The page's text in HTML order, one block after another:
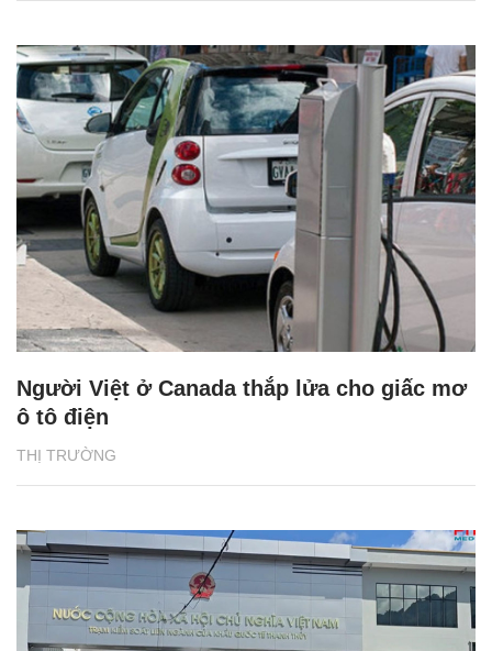
THỊ TRƯỜNG
Người Việt ở Canada thắp lửa cho giấc mơ
ô tô điện